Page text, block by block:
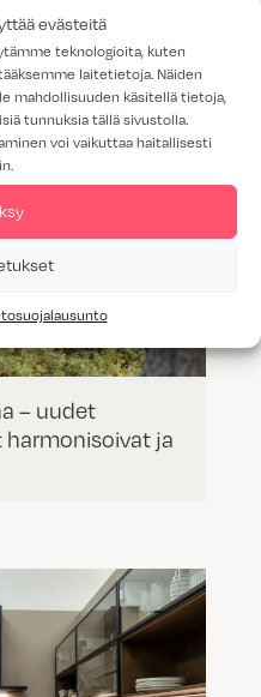
evästeitä
teknologioita, kuten
laitetietoja. Näiden
mahdollisuuden käsitellä tietoja,
tunnuksia tällä sivustolla.
voi vaikuttaa haitallisesti
– uudet
ja